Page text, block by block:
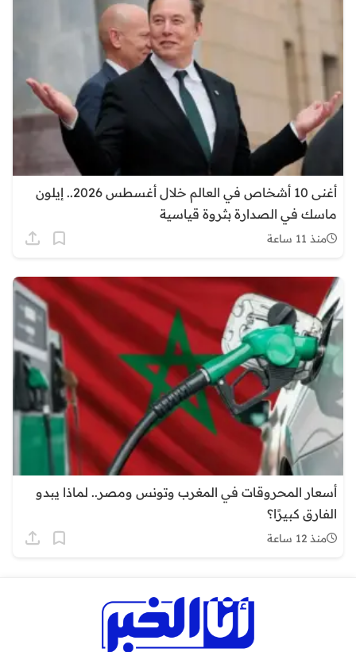
أغنى 10 أشخاص في العالم خلال أغسطس 2026.. إيلون
ماسك في الصدارة بثروة قياسية
منذ 11 ساعة
أسعار المحروقات في المغرب وتونس ومصر.. لماذا يبدو
الفارق كبيرًا؟
منذ 12 ساعة